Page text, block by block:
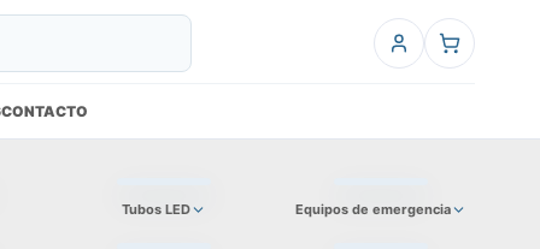
CONTACTO
Tubos LED Equipos de emergencia